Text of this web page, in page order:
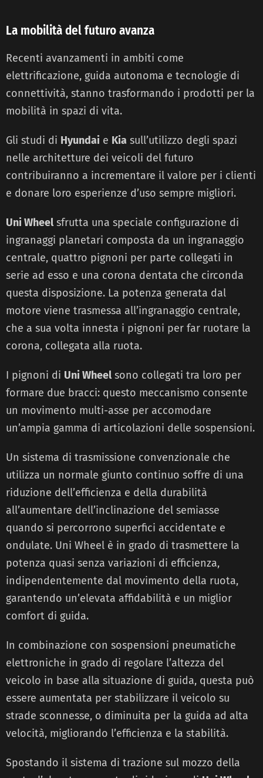
La mobilità del futuro avanza
Recenti avanzamenti in ambiti come
elettrificazione, guida autonoma e tecnologie di
connettività, stanno trasformando i prodotti per la
mobilità in spazi di vita.
Gli studi di Hyundai e Kia sull’utilizzo degli spazi
nelle architetture dei veicoli del futuro
contribuiranno a incrementare il valore per i clienti
e donare loro esperienze d’uso sempre migliori.
Uni Wheelsfrutta una speciale configurazione di
ingranaggi planetari composta da un ingranaggio
centrale, quattro pignoni per parte collegati in
serie ad esso e una corona dentata che circonda
questa disposizione. La potenza generata dal
motore viene trasmessa all’ingranaggio centrale,
che a sua volta innesta i pignoni per far ruotare la
corona, collegata alla ruota.
I pignoni di Uni Wheelsono collegati tra loro per
formare due bracci: questo meccanismo consente
un movimento multi-asse per accomodare
un’ampia gamma di articolazioni delle sospensioni.
Un sistema di trasmissione convenzionale che
utilizza un normale giunto continuo soffre di una
riduzione dell’efficienza e della durabilità
all’aumentare dell’inclinazione del semiasse
quando si percorrono superfici accidentate e
ondulate. Uni Wheel è in grado di trasmettere la
potenza quasi senza variazioni di efficienza,
indipendentemente dal movimento della ruota,
garantendo un’elevata affidabilità e un miglior
comfort di guida.
In combinazione con sospensioni pneumatiche
elettroniche in grado di regolare l’altezza del
veicolo in base alla situazione di guida, questa può
essere aumentata per stabilizzare il veicolo su
strade sconnesse, o diminuita per la guida ad alta
velocità, migliorando l’efficienza e la stabilità.
Spostando il sistema di trazione sul mozzo della